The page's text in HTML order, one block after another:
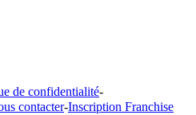
de confidentialité-
contacter-Inscription Franchise